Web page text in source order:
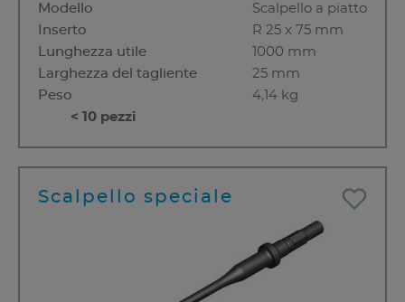
Modello
Scalpello a piatto
Inserto
R 25 x 75 mm
Lunghezza utile
1000 mm
Larghezza del tagliente
25 mm
Peso
4,14 kg
< 10 pezzi
Scalpello speciale